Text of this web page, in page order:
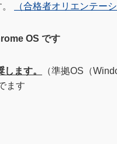
（合格者オリエンテー
OS です
ます。
（準拠OS（
ます